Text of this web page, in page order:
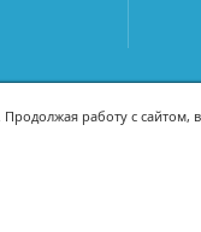
работу с сайтом,